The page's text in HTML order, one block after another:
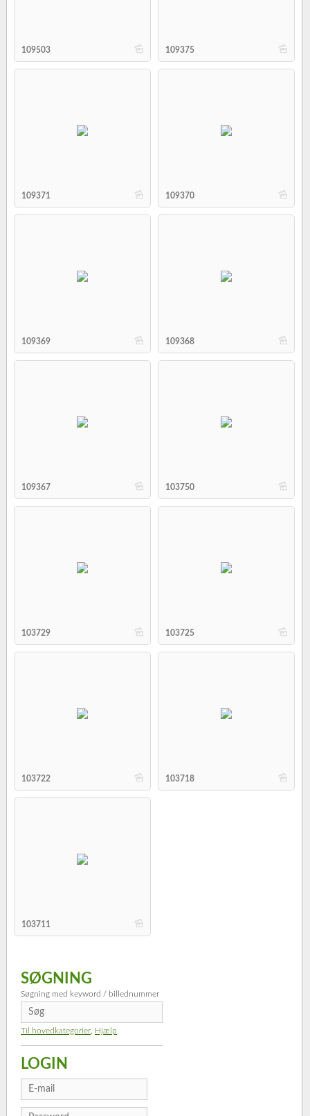
b
109503 b
109375
b
109371 b
109370
b
109369 b
109368
b
109367 b
103750
b
103729 b
103725
b
103722 b
103718
b
103711
SØGNING
Søgning med keyword / billednummer
Til hovedkategorier Hjælp
LOGIN